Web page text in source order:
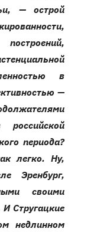
— острой
в
—
периода?
легко. Ну,
Эренбург,
своими
Стругацкие
недлинном